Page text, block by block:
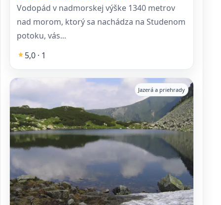
Vodopád v nadmorskej výške 1340 metrov
nad morom, ktorý sa nachádza na Studenom
potoku, vás...
5,0 · 1
Jazerá a priehrady